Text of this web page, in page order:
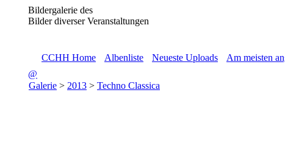
Bildergalerie des
Bilder diverser Veranstaltungen
CCHH Home Albenliste Neueste Uploads Am meisten
@
Galerie > 2013 > Techno Classica